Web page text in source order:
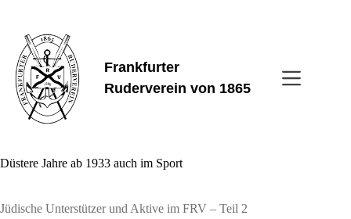
springen
Frankfurter
Ruderverein von 1865
Düs­tere Jahre ab 1933 auch im Sport
Jüdi­sche Unter­stützer und Aktive im FRV – Teil 2